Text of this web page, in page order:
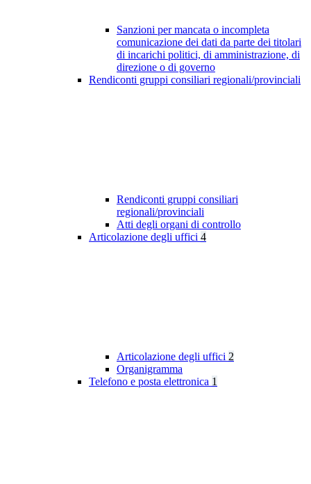
Sanzioni per mancata o incompleta
comunicazione dei dati da parte dei titolari
di incarichi politici, di amministrazione, di
direzione o di governo
Rendiconti gruppi consiliari regionali/provinciali
Rendiconti gruppi consiliari
regionali/provinciali
Atti degli organi di controllo
Articolazione degli uffici 4
Articolazione degli uffici 2
Organigramma
Telefono e posta elettronica 1